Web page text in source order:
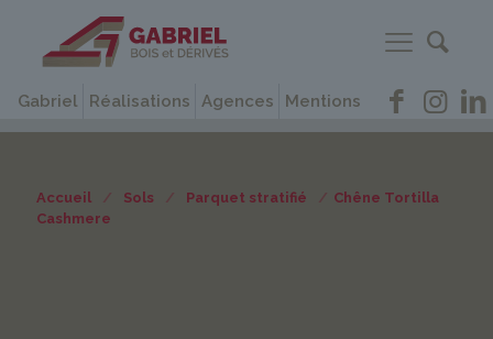
Gabriel Réalisations Agences Mentions
Accueil / Sols / Parquet stratifié / Chêne Tortilla
Cashmere